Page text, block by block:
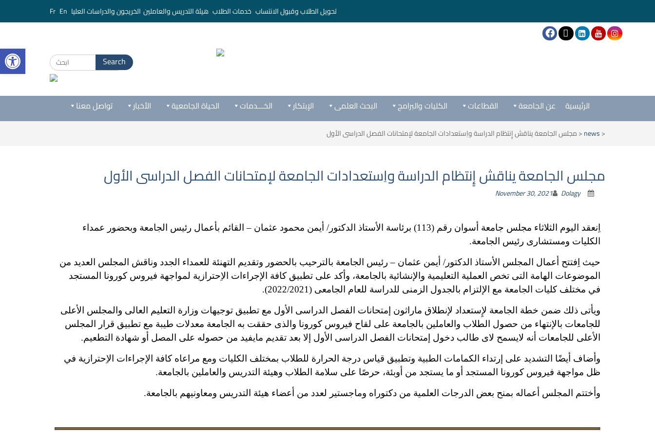
تحويل الطلاب وقبول الانتساب خدمات الطلاب هيئة التدريس والعاملين الخريجون والدراسات العليا
تواصل معنا الأخبار الحياة الجامعية الخـــدمات الإبتكار البحث العلمى الكليات والبرامج القطاعات عن الجامعة الرئيسية
<
news
<مجلس الجامعة يناقش إِِنتظام الدراسة واِستعدادات الجامعة لإمتحانات الفصل الدراسى الأول
مجلس الجامعة يناقش إِِنتظام الدراسة واِستعدادات الجامعة لإمتحانات الفصل الدراسى الأول
November 30, 2021 Dolagy
اِنعقد اليوم الثلاثاء مجلس جامعة أسوان رقم (113) برئاسة الأستاذ الدكتور/ أيمن محمود عثمان – القائم بأعمال رئيس الجامعة وبحضور عمداء
الكليات ومستشارى رئيس الجامعة.
حيث اِفتتح أعمال المجلس الأستاذ الدكتور/ أيمن عثمان – رئيس الجامعة بالترحيب بالحضور وتقديم التهنئة للعمداء الجدد وناقش المجلس العديد من
الموضوعات الهامة التى تخص العملية التعليمية والإنشائية بالجامعة، وأكد على تطبيق كافة الإجراءات الاِحترازية لمواجهة فيروس كورونا المستجد
في مختلف كليات الجامعة مع الإلتزام بالجدول الزمنى للدراسة للعام الجامعى (2022/2021).
ويأتى ذلك ضمن خطة الجامعة لإِستعداد لإنطلاق ماراثون إمتحانات الفصل الدراسى الأول مع تطبيق توجيهات وزارة التعليم العالى والمجلس الأعلى
للجامعات بالإنتهاء من حصول الطلاب والعاملين بالجامعة على لقاح فيروس كورونا والذى حققت به الجامعة معدلات طيبة مع تطبيق قرار المجلس
الأعلى للجامعات أنه لايسمح لاى طالب دخول إمتحانات الفصل الدراسى الأول إلا بعد تقديم مايفيد من حصوله على المصل أو شهادة التطعيم.
وأضاف أيضًا التشديد على إرتداء الكمامات الطبية وتطبيق قياس درجة الحرارة للطلاب بمختلف الكليات ومع مراعاه كافة الإجراءات الاِحترازية في
ظل مواجهة فيروس كورونا المستجد أو ما يستجد من أوبئة، حرصًا على سلامة الطلاب وهيئة التدريس والعاملين بالجامعة.
وأختتم المجلس أعماله بمنح بعض الدرجات العلمية من دكتوراه وماجستير لعدد من أعضاء هيئة التدريس ومعاونيهم بالجامعة.